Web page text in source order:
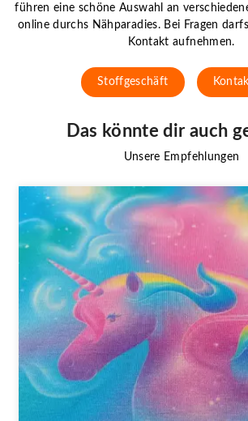
führen eine schöne Auswahl an
online durchs Nähparadies. Bei Fragen
Kontakt aufnehmen.
Stoffgeschäft
Das könnte dir auch
Unsere Empfehlungen